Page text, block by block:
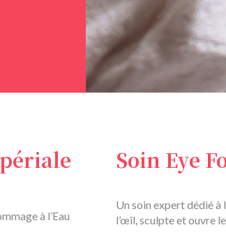
à l’Eau
Soin Eye
Un soin expert dédié
l’œil, sculpte et ouvre